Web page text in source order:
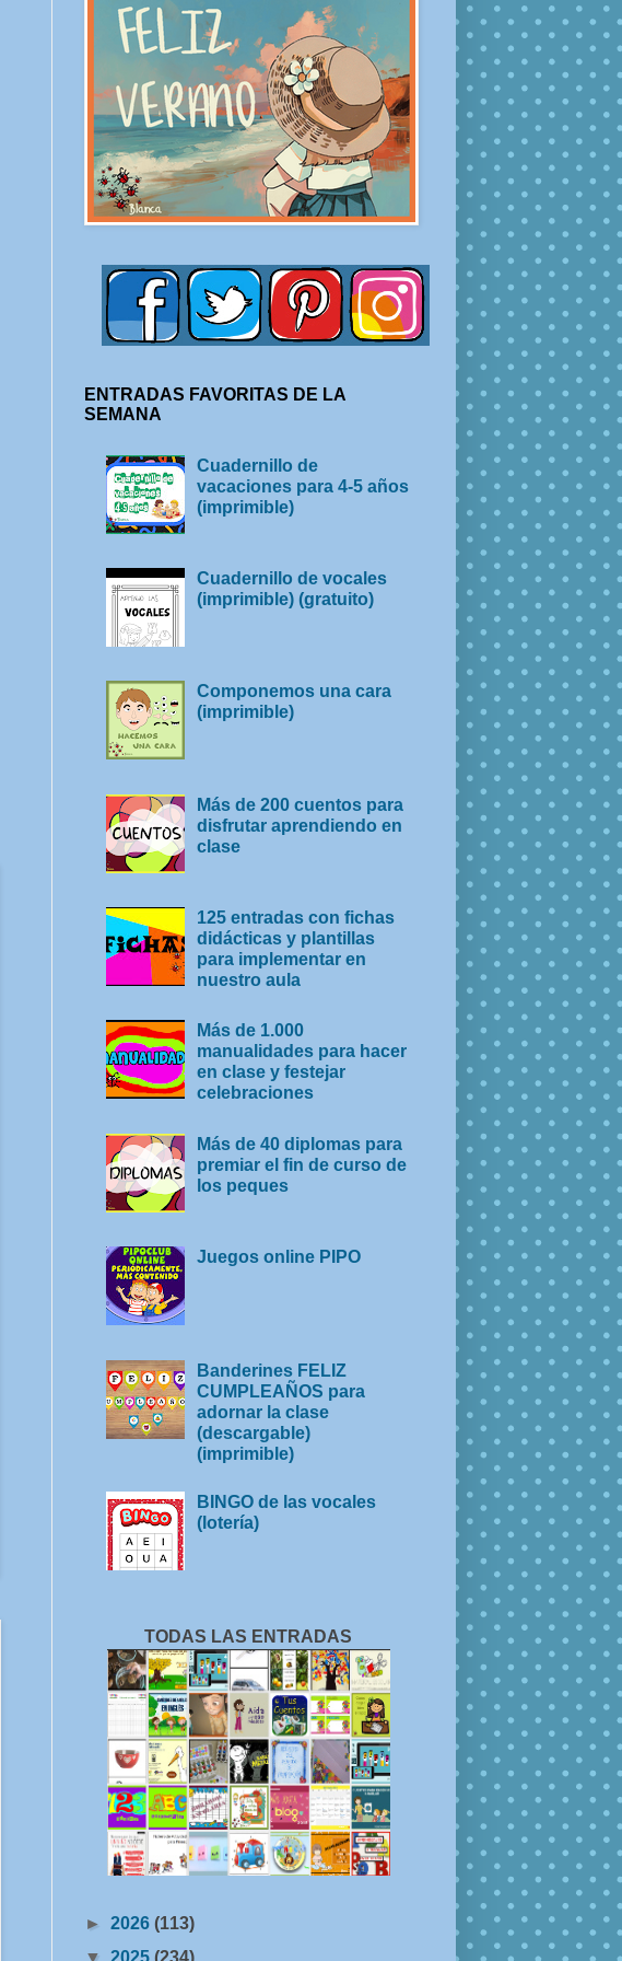
ENTRADAS FAVORITAS DE LA
SEMANA
Cuadernillo de
vacaciones para 4-5 años
(imprimible)
Cuadernillo de vocales
(imprimible) (gratuito)
Componemos una cara
(imprimible)
Más de 200 cuentos para
disfrutar aprendiendo en
clase
125 entradas con fichas
didácticas y plantillas
para implementar en
nuestro aula
Más de 1.000
manualidades para hacer
en clase y festejar
celebraciones
Más de 40 diplomas para
premiar el fin de curso de
los peques
Juegos online PIPO
Banderines FELIZ
CUMPLEAÑOS para
adornar la clase
(descargable)
(imprimible)
BINGO de las vocales
(lotería)
TODAS LAS ENTRADAS
► 2026 (113)